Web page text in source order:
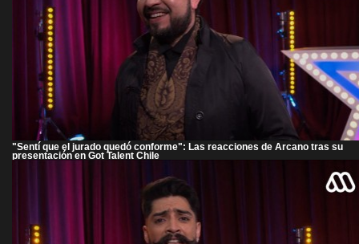
"Sentí que el jurado quedó conforme": Las reacciones de Arcano tras su
presentación en Got Talent Chile